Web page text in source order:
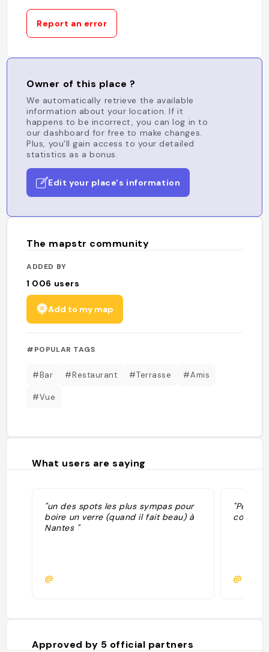
Report an error
Owner of this place ?
We automatically retrieve the available
information about your location. If it
happens to be incorrect, you can log in to
our dashboard for free to make changes.
Plus, you'll gain access to your detailed
statistics as a bonus.
Edit your place's information
The mapstr community
ADDED BY
1 006 users
Add to my map
#POPULAR TAGS
#Bar #Restaurant #Terrasse #Amis
#Vue
What users are saying
"un des spots les plus sympas pour
boire un verre (quand il fait beau) à
Nantes "
@
Approved by 5 official partners